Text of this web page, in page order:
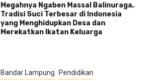
Megahnya Ngaben Massal Balinuraga,
Tradisi Suci Terbesar di Indonesia
yang Menghidupkan Desa dan
Merekatkan Ikatan Keluarga
Bandar Lampung Pendidikan